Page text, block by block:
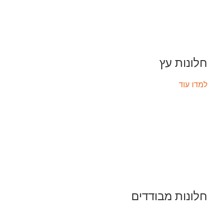
חלונות מבודדים
חלונות עץ
למדו עוד